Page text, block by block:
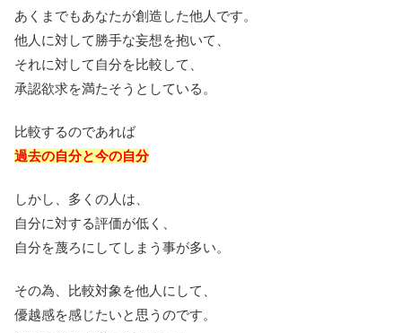
あくまでもあなたが創造した他人です。
他人に対して勝手な妄想を抱いて、
それに対して自分を比較して、
承認欲求を満たそうとしている。
比較するのであれば
過去の自分と今の自分
しかし、多くの人は、
自分に対する評価が低く、
自分を蔑ろにしてしまう事が多い。
その為、比較対象を他人にして、
優越感を感じたいと思うのです。